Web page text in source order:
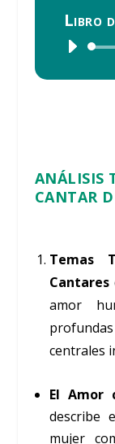
Libro
ANÁLISIS
CANTAR
Temas
Cantares
amor
centrales
El Amor
describe
mujer